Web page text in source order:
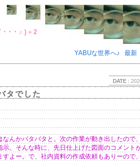
＋YABUな戯言･･
YABUな世界へ♪
最新
DATE :
タでした
んかバタバタと。次の作業が動き出したので
示。そんな時に、先日仕上げた図面のコメント
すよー。で、社内資料の作成依頼もありーので